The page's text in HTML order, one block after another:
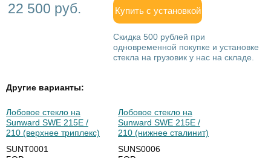
22 500 руб. Купить с установкой
Скидка 500 рублей при
одновременной покупке и установке
стекла на грузовик у нас на складе.
Другие варианты:
Лобовое стекло на
Sunward SWE 215E /
210 (верхнее триплекс)
SUNT0001
Лобовое стекло на
Sunward SWE 215E /
210 (нижнее сталинит)
SUNS0006